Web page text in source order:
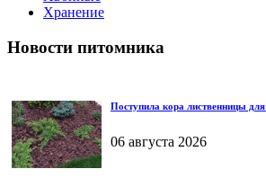
Хранение
Новости питомника
Поступила кора лиственницы
06 августа 2026